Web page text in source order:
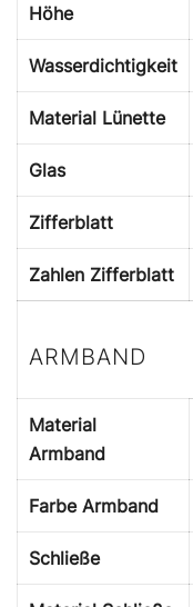
Höhe
Wasserdichtigkeit
Material Lünette
Glas
Zifferblatt
Zahlen Zifferblatt
ARMBAND
Material
Armband
Farbe Armband
Schließe